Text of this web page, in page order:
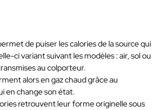
de puiser les calories de la source qui
ci variant suivant les modèles : air, sol ou
au colporteur.
alors en gaz chaud grâce au
en change son état.
retrouvent leur forme originelle sous